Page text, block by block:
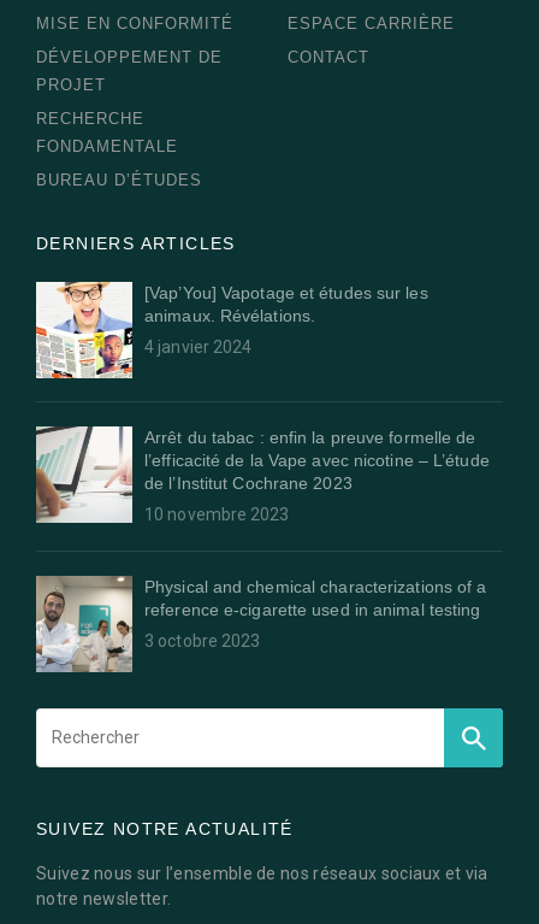
MISE EN CONFORMITÉ
DÉVELOPPEMENT DE
PROJET
RECHERCHE
FONDAMENTALE
BUREAU D’ÉTUDES
ESPACE CARRIÈRE
CONTACT
DERNIERS ARTICLES
[Vap’You] Vapotage et études sur les
animaux. Révélations.
4 janvier 2024
Arrêt du tabac : enfin la preuve formelle de
l’efficacité de la Vape avec nicotine – L’étude
de l’Institut Cochrane 2023
10 novembre 2023
Physical and chemical characterizations of a
reference e-cigarette used in animal testing
3 octobre 2023
SUIVEZ NOTRE ACTUALITÉ
Suivez nous sur l’ensemble de nos réseaux sociaux et via
notre newsletter.